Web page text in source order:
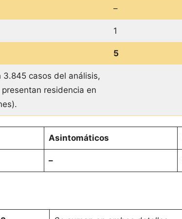
–
1
5
3.845 casos del análisis,
residencia en
Asintomáticos
–